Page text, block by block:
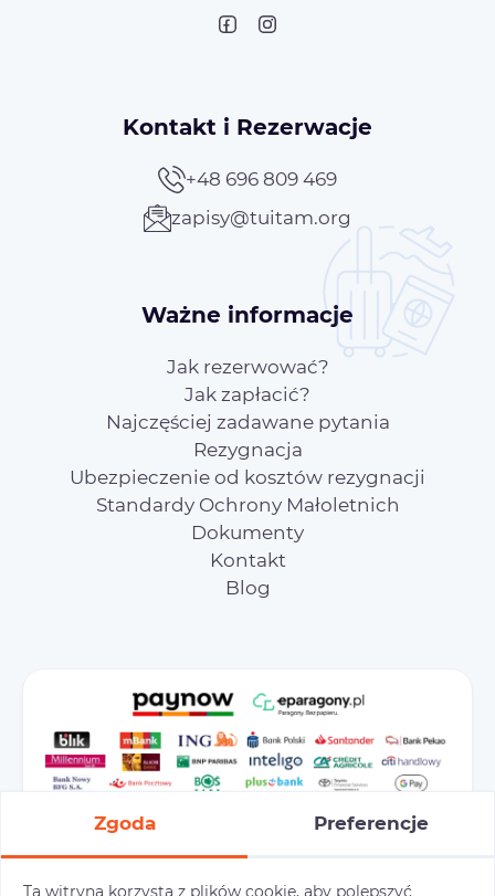
Kontakt i Rezerwacje
+48 696 809 469
zapisy@tuitam.org
Ważne informacje
Jak rezerwować?
Jak zapłacić?
Najczęściej zadawane pytania
Rezygnacja
Ubezpieczenie od kosztów rezygnacji
Standardy Ochrony Małoletnich
Dokumenty
Kontakt
Blog
Zgoda Preferencje
Ta witryna korzysta z plików cookie, aby polepszyć